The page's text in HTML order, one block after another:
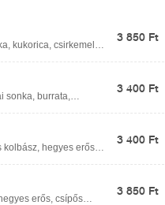
kukorica, csirkemell
3 850 Ft
sonka, burrata,
3 400 Ft
kolbász, hegyes erős
3 400 Ft
erős, csípős
3 850 Ft